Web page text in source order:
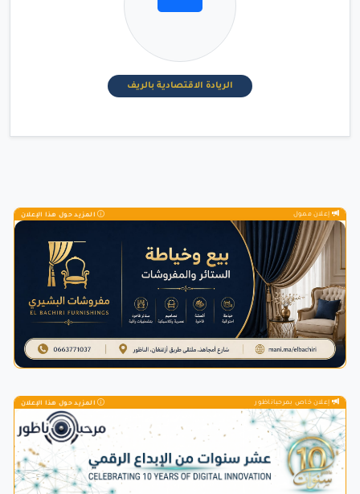
الريادة الاقتصادية بالريف
إعلان ممول المزيد حول هذا الإعلان
إعلان خاص بمرحباناظور المزيد حول هذا الإعلان